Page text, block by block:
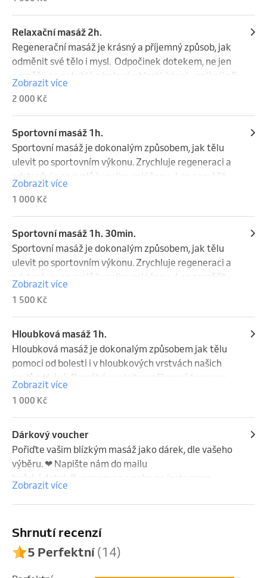
ale pomůže i uklidnit mysl dopřeje vám klid.
Relaxační masáž 2h.
Regenerační masáž je krásný a příjemný způsob, jak
odměnit své tělo i mysl.  Odpočinek dotekem, ne jen
pomůže na zatuhlé a bolavé oblasti, které vznikají při
každodenních stereotypech a stresových události,
ale pomůže i uklidnit mysl dopřeje vám klid.
Zobrazit více
2 000 Kč
Sportovní masáž 1h.
Sportovní masáž je dokonalým způsobem, jak tělu
ulevit po sportovním výkonu. Zrychluje regeneraci a
odstraňuje ze svalů kyselinu mléčnou.  Lze zaměřit
na celé tělo, nebo na část, kde je výrazná tenze.
Zobrazit více
1 000 Kč
Sportovní masáž 1h. 30min.
Sportovní masáž je dokonalým způsobem, jak tělu
ulevit po sportovním výkonu. Zrychluje regeneraci a
odstraňuje ze svalů kyselinu mléčnou.  Lze zaměřit
na celé tělo, nebo na část, kde je výrazná tenze
Zobrazit více
1 500 Kč
Hloubková masáž 1h.
Hloubková masáž je dokonalým způsobem jak tělu
pomoci od bolesti i v hloubkových vrstvách našich
svalů a tkání.  Pomáhá uvolnit nepříjemný tonus ve
svalových pletencích a nastartuje tělo znovu do
pohybu. Potřebujete masáž cítit? Tato je ta pravá
baňkování mohou být součástí této masáže.
Zobrazit více
1 000 Kč
Dárkový voucher
Pořiďte vašim blízkým masáž jako dárek, dle vašeho
výběru. ❤ Napište nám do mailu
božský.dotek@seznam.cz a nebo na instagram
bozsky.dotek, a my vám zašleme vámi vybraný
voucher
Zobrazit více
Shrnutí recenzí
5 Perfektní(14)